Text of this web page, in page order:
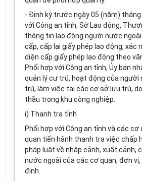
- Định kỳ trước ngày 05 (năm)
với Công an tỉnh, Sở Lao động,
thông tin lao động người nước
cấp, cấp lại giấy phép lao động, xác
diện cấp giấy phép lao động theo
Phối hợp với Công an tỉnh, Ủy ban
quản lý cư trú, hoạt động của người
trú, làm việc tại các cơ sở lưu trú,
thầu trong khu công nghiệp.
i) Thanh tra tỉnh
Phối hợp với Công an tỉnh và các cơ
quan tiến hành thanh tra việc chấp
pháp luật về nhập cảnh, xuất cảnh,
nước ngoài của các cơ quan, đơn
định.